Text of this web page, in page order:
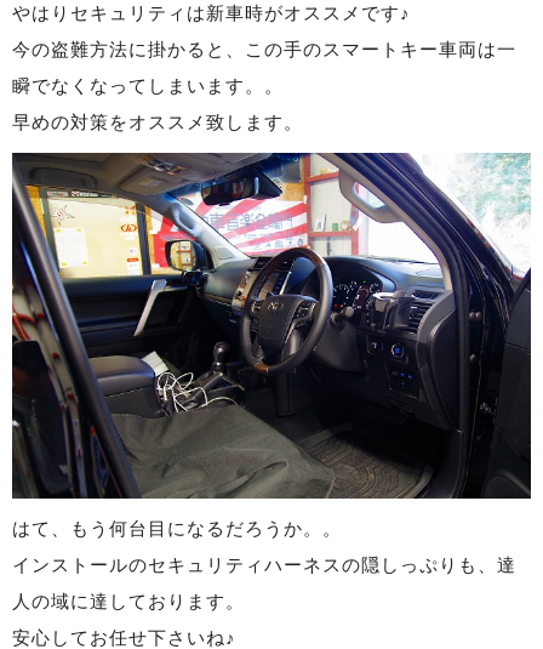
やはりセキュリティは新車時がオススメです♪
今の盗難方法に掛かると、この手のスマートキー車両は一
瞬でなくなってしまいます。。
早めの対策をオススメ致します。
はて、もう何台目になるだろうか。。
インストールのセキュリティハーネスの隠しっぷりも、達
人の域に達しております。
安心してお任せ下さいね♪